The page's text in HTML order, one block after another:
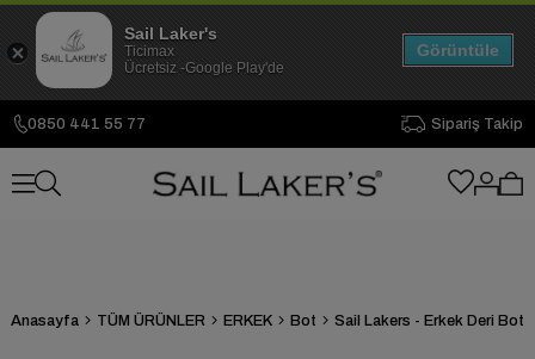
0850 441 55 77 Sipariş Takip
Anasayfa TÜM ÜRÜNLER ERKEK Bot Sail Lakers - Erkek Deri Bot
Sail Laker's
Ticimax
Ücretsiz -Google Play'de
Görüntüle